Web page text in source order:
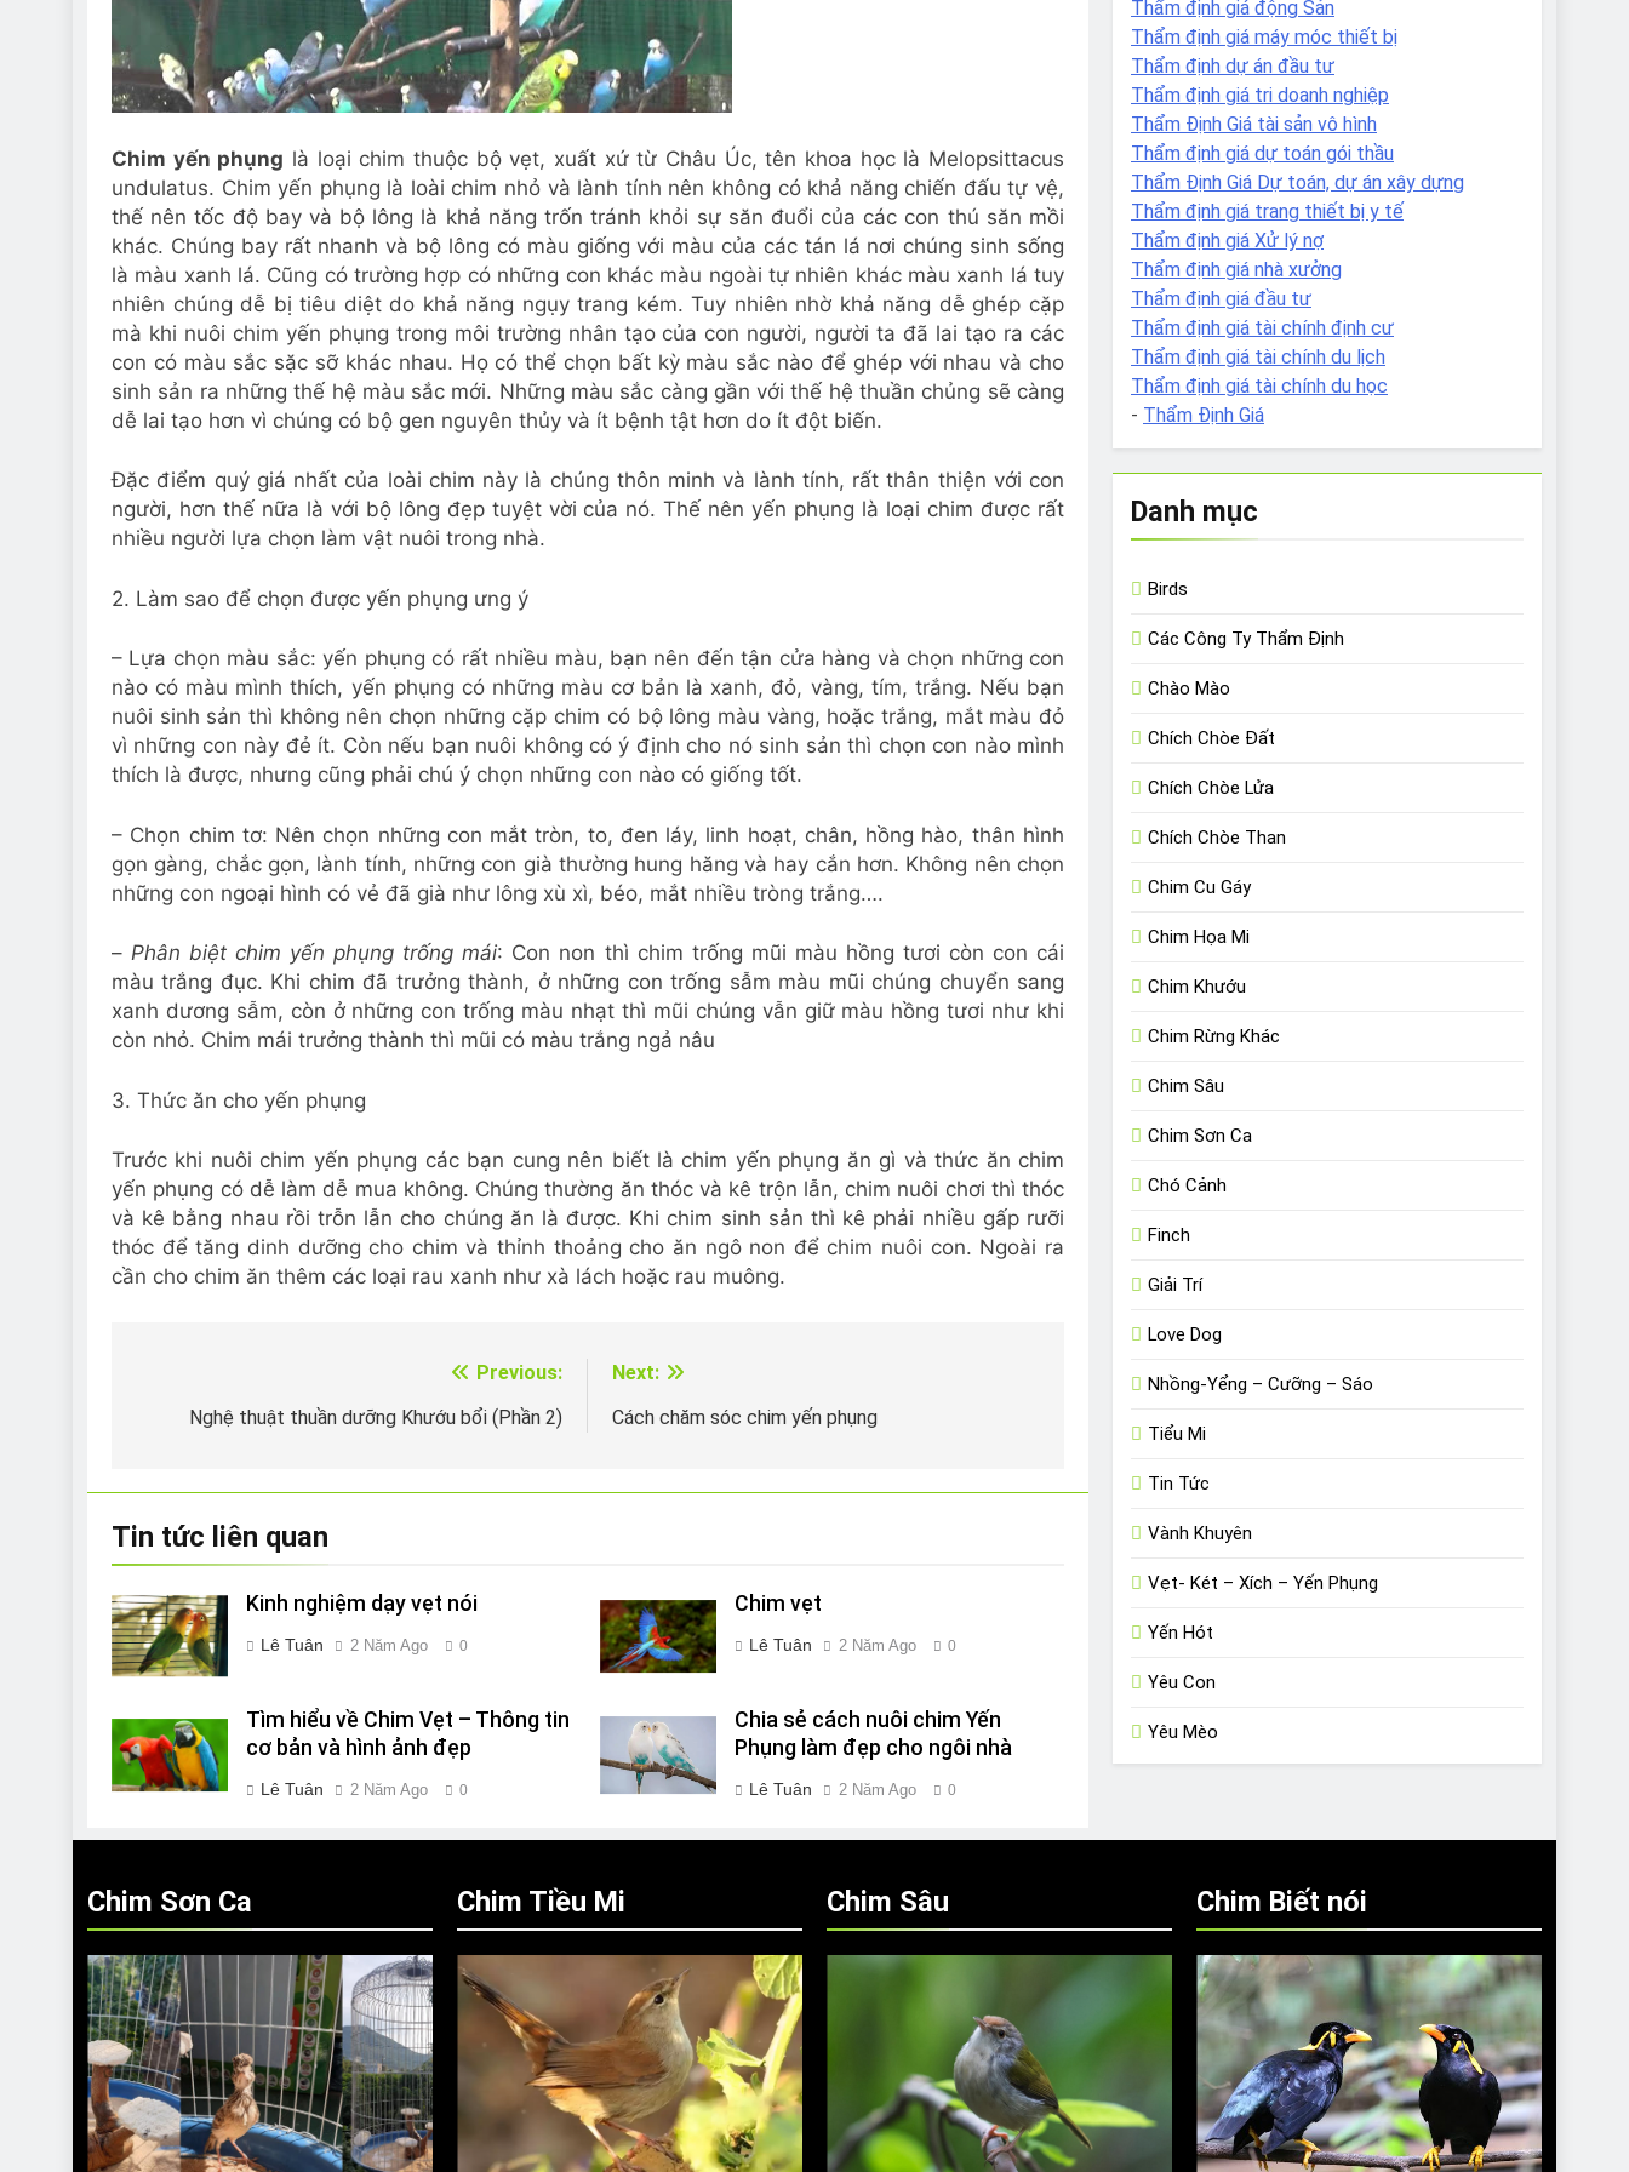
Chim yến phụng là loại chim thuộc bộ vẹt, xuất xứ từ Châu Úc, tên khoa học là Melopsittacus
undulatus. Chim yến phụng là loài chim nhỏ và lành tính nên không có khả năng chiến đấu tự vệ,
thế nên tốc độ bay và bộ lông là khả năng trốn tránh khỏi sự săn đuổi của các con thú săn mồi
khác. Chúng bay rất nhanh và bộ lông có màu giống với màu của các tán lá nơi chúng sinh sống
là màu xanh lá. Cũng có trường hợp có những con khác màu ngoài tự nhiên khác màu xanh lá tuy
nhiên chúng dễ bị tiêu diệt do khả năng ngụy trang kém. Tuy nhiên nhờ khả năng dễ ghép cặp
mà khi nuôi chim yến phụng trong môi trường nhân tạo của con người, người ta đã lai tạo ra các
con có màu sắc sặc sỡ khác nhau. Họ có thể chọn bất kỳ màu sắc nào để ghép với nhau và cho
sinh sản ra những thế hệ màu sắc mới. Những màu sắc càng gần với thế hệ thuần chủng sẽ càng
dễ lai tạo hơn vì chúng có bộ gen nguyên thủy và ít bệnh tật hơn do ít đột biến.
Đặc điểm quý giá nhất của loài chim này là chúng thôn minh và lành tính, rất thân thiện với con
người, hơn thế nữa là với bộ lông đẹp tuyệt vời của nó. Thế nên yến phụng là loại chim được rất
nhiều người lựa chọn làm vật nuôi trong nhà.
2. Làm sao để chọn được yến phụng ưng ý
– Lựa chọn màu sắc: yến phụng có rất nhiều màu, bạn nên đến tận cửa hàng và chọn những con
nào có màu mình thích, yến phụng có những màu cơ bản là xanh, đỏ, vàng, tím, trắng. Nếu bạn
nuôi sinh sản thì không nên chọn những cặp chim có bộ lông màu vàng, hoặc trắng, mắt màu đỏ
vì những con này đẻ ít. Còn nếu bạn nuôi không có ý định cho nó sinh sản thì chọn con nào mình
thích là được, nhưng cũng phải chú ý chọn những con nào có giống tốt.
– Chọn chim tơ: Nên chọn những con mắt tròn, to, đen láy, linh hoạt, chân, hồng hào, thân hình
gọn gàng, chắc gọn, lành tính, những con già thường hung hăng và hay cắn hơn. Không nên chọn
những con ngoại hình có vẻ đã già như lông xù xì, béo, mắt nhiều tròng trắng….
–Phân biệt chim yến phụng trống mái: Con non thì chim trống mũi màu hồng tươi còn con cái
màu trắng đục. Khi chim đã trưởng thành, ở những con trống sẫm màu mũi chúng chuyển sang
xanh dương sẫm, còn ở những con trống màu nhạt thì mũi chúng vẫn giữ màu hồng tươi như khi
còn nhỏ. Chim mái trưởng thành thì mũi có màu trắng ngả nâu
3. Thức ăn cho yến phụng
Trước khi nuôi chim yến phụng các bạn cung nên biết là chim yến phụng ăn gì và thức ăn chim
yến phụng có dễ làm dễ mua không. Chúng thường ăn thóc và kê trộn lẫn, chim nuôi chơi thì thóc
và kê bằng nhau rồi trỗn lẫn cho chúng ăn là được. Khi chim sinh sản thì kê phải nhiều gấp rưỡi
thóc để tăng dinh dưỡng cho chim và thỉnh thoảng cho ăn ngô non để chim nuôi con. Ngoài ra
cần cho chim ăn thêm các loại rau xanh như xà lách hoặc rau muông.
hướng
Previous:
Nghệ thuật thuần dưỡng Khướu bổi (Phần 2)
Next:
Cách chăm sóc chim yến phụng
Tin tức liên quan
Kinh nghiệm dạy vẹt nói
Lê Tuân 2 Năm Ago 0
Chim vẹt
Lê Tuân 2 Năm Ago 0
Tìm hiểu về Chim Vẹt – Thông tin
cơ bản và hình ảnh đẹp
Lê Tuân 2 Năm Ago 0
Chia sẻ cách nuôi chim Yến
Phụng làm đẹp cho ngôi nhà
Lê Tuân 2 Năm Ago 0
Thẩm định giá động Sản
Thẩm định giá máy móc thiết bị
Thẩm định dự án đầu tư
Thẩm định giá tri doanh nghiệp
Thẩm Định Giá tài sản vô hình
Thẩm định giá dự toán gói thầu
Thẩm Định Giá Dự toán, dự án xây dựng
Thẩm định giá trang thiết bị y tế
Thẩm định giá Xử lý nợ
Thẩm định giá nhà xưởng
Thẩm định giá đầu tư
Thẩm định giá tài chính định cư
Thẩm định giá tài chính du lịch
Thẩm định giá tài chính du học
- Thẩm Định Giá
Danh mục
Birds
Các Công Ty Thẩm Định
Chào Mào
Chích Chòe Đất
Chích Chòe Lửa
Chích Chòe Than
Chim Cu Gáy
Chim Họa Mi
Chim Khướu
Chim Rừng Khác
Chim Sâu
Chim Sơn Ca
Chó Cảnh
Finch
Giải Trí
Love Dog
Nhồng-Yểng – Cưỡng – Sáo
Tiểu Mi
Tin Tức
Vành Khuyên
Vẹt- Két – Xích – Yến Phụng
Yến Hót
Yêu Con
Yêu Mèo
Chim Sơn Ca Chim Tiều Mi Chim Sâu Chim Biết nói